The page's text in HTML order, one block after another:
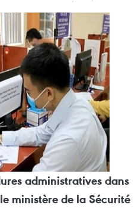
administratives dans
ministère de la Sécurité